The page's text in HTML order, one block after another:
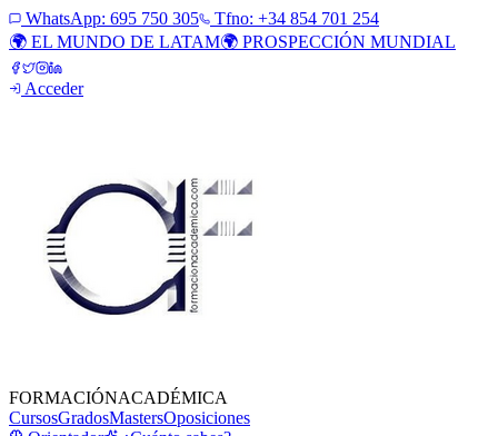
WhatsApp: 695 750 305
Tfno: +34 854 701 254
🌍 EL MUNDO DE LATAM🌍 PROSPECCIÓN MUNDIAL
Acceder
FORMACIÓNACADÉMICA
CursosGradosMastersOposiciones